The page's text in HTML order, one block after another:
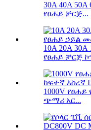
30A 40A
የፀሐይ ቻርጅ...
10A 20A
የፀሐይ ቻርጅ
1000V
ጭማሪ አር...